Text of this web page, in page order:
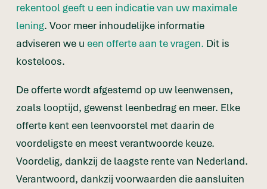
rekentool geeft u een indicatie van uw maximale
lening. Voor meer inhoudelijke informatie
adviseren we u een offerte aan te vragen. Dit is
kosteloos.
De offerte wordt afgestemd op uw leenwensen,
zoals looptijd, gewenst leenbedrag en meer. Elke
offerte kent een leenvoorstel met daarin de
voordeligste en meest verantwoorde keuze.
Voordelig, dankzij de laagste rente van Nederland.
Verantwoord, dankzij voorwaarden die aansluiten